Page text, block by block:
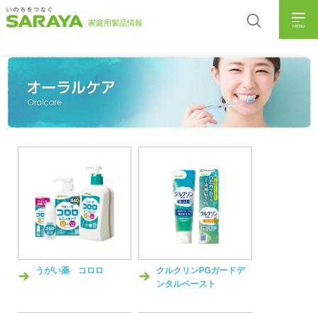
MENU
うがい薬 コロロ
クルクリンPGガードデ
ンタルペースト